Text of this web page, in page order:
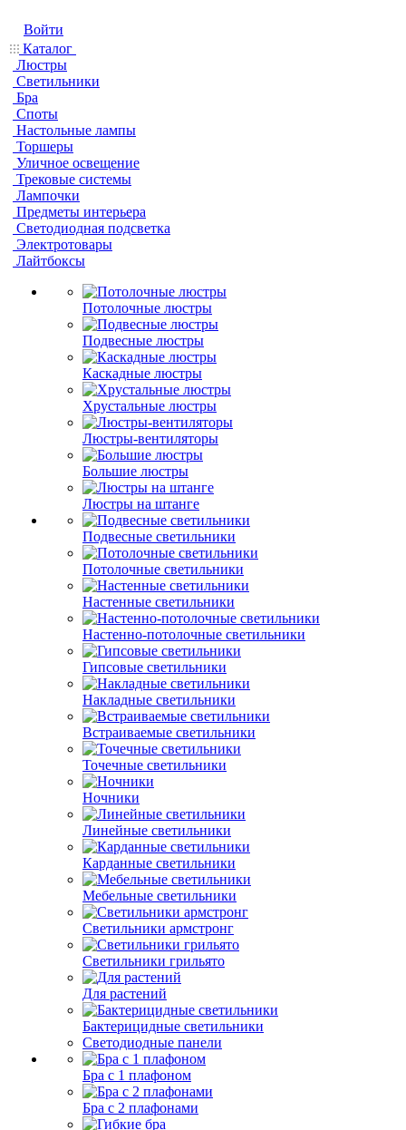
Войти
Каталог
Люстры
Светильники
Бра
Споты
Настольные лампы
Торшеры
Уличное освещение
Трековые системы
Лампочки
Предметы интерьера
Светодиодная подсветка
Электротовары
Лайтбоксы
Потолочные люстры
Подвесные люстры
Каскадные люстры
Хрустальные люстры
Люстры-вентиляторы
Большие люстры
Люстры на штанге
Подвесные светильники
Потолочные светильники
Настенные светильники
Настенно-потолочные светильники
Гипсовые светильники
Накладные светильники
Встраиваемые светильники
Точечные светильники
Ночники
Линейные светильники
Карданные светильники
Мебельные светильники
Светильники армстронг
Светильники грильято
Для растений
Бактерицидные светильники
Светодиодные панели
Бра с 1 плафоном
Бра с 2 плафонами